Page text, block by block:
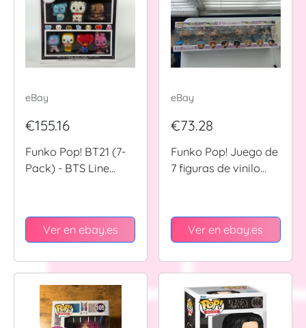
eBay
€155.16
Funko Pop! BT21 (7-
Pack) - BTS Line
Ver en ebay.es
eBay
€73.28
Funko Pop! Juego de
7 figuras de vinilo
Ver en ebay.es